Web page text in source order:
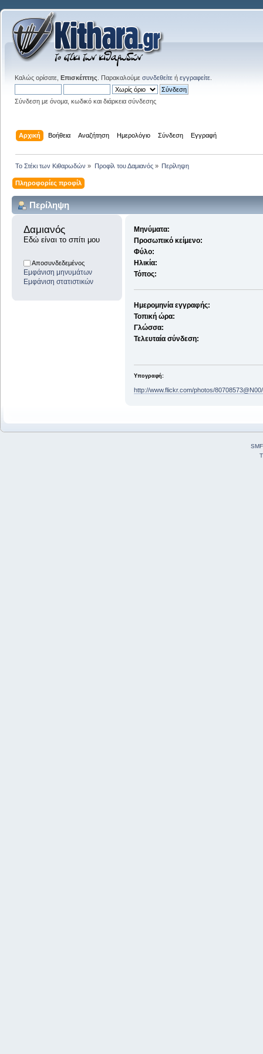
Καλώς ορίσατε, Επισκέπτης . Παρακαλούμε συνδεθείτε ή εγγραφείτε
Σύνδεση με όνομα, κωδικό και διάρκεια σύνδεσης
Αρχική Βοήθεια Αναζήτηση Ημερολόγιο Σύνδεση Εγγραφή
Το Στέκι των Κιθαρωδών » Προφίλ του Δαμιανός» Περίληψη
Πληροφορίες προφίλ
Περίληψη
Δαμιανός
Εδώ είναι το σπίτι μου
Αποσυνδεδεμένος
Εμφάνιση μηνυμάτων
Εμφάνιση στατιστικών
Μηνύματα:
Προσωπικό κείμενο:
Φύλο:
Ηλικία:
Τόπος:
Ημερομηνία εγγραφής:
Τοπική ώρα:
Γλώσσα:
Τελευταία σύνδεση:
Υπογραφή:
http://www.flickr.com/photos/80708573@N00/